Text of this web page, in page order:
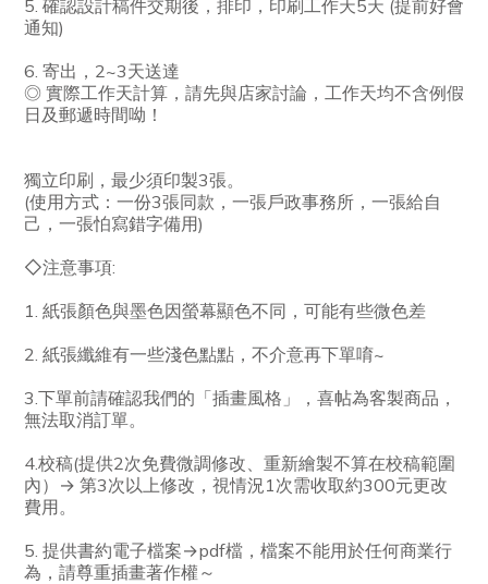
5. 確認設計稿件交期後，排印，印刷工作天5天 (提前好會
通知)
6. 寄出，2~3天送達
◎ 實際工作天計算，請先與店家討論，工作天均不含例假
日及郵遞時間呦！
獨立印刷，最少須印製3張。
(使用方式：一份3張同款，一張戶政事務所，一張給自
己，一張怕寫錯字備用)
◇注意事項:
1. 紙張顏色與墨色因螢幕顯色不同，可能有些微色差
2. 紙張纖維有一些淺色點點，不介意再下單唷~
3.下單前請確認我們的「插畫風格」，喜帖為客製商品，
無法取消訂單。
4.校稿(提供2次免費微調修改、 重新繪製不算在校稿範圍
內）→ 第3次以上修改，視情況1次需收取約300元更改
費用。
5. 提供書約電子檔案→pdf檔，檔案不能用於任何商業行
為，請尊重插畫著作權～